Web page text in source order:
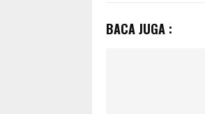
BACA JUGA :